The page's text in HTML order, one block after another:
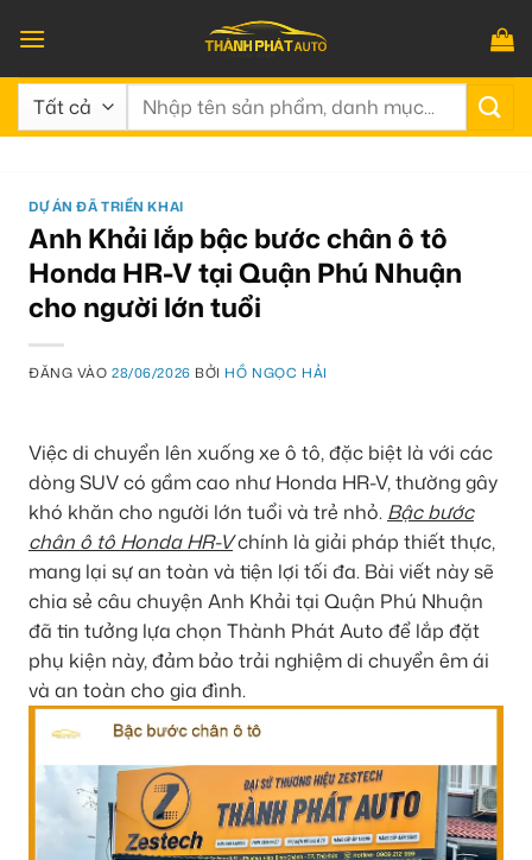
qua
nội
dung
Tìm
DỰ ÁN ĐÃ TRIỂN KHAI
Anh Khải lắp bậc bước chân ô tô
Honda HR-V tại Quận Phú Nhuận
cho người lớn tuổi
ĐĂNG VÀO28/06/2026 BỞI HỒ NGỌC HẢI
Việc di chuyển lên xuống xe ô tô, đặc biệt là với các
dòng SUV có gầm cao như Honda HR-V, thường gây
khó khăn cho người lớn tuổi và trẻ nhỏ. Bậc bước
chân ô tô Honda HR-Vchính là giải pháp thiết thực,
mang lại sự an toàn và tiện lợi tối đa. Bài viết này sẽ
chia sẻ câu chuyện Anh Khải tại Quận Phú Nhuận
đã tin tưởng lựa chọn Thành Phát Auto để lắp đặt
phụ kiện này, đảm bảo trải nghiệm di chuyển êm ái
và an toàn cho gia đình.